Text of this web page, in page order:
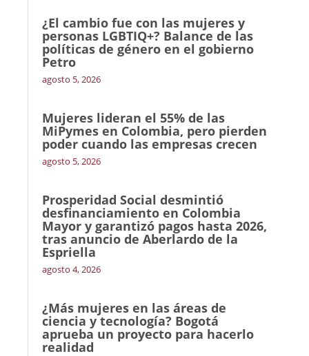
¿El cambio fue con las mujeres y
personas LGBTIQ+? Balance de las
políticas de género en el gobierno
Petro
agosto 5, 2026
Mujeres lideran el 55% de las
MiPymes en Colombia, pero pierden
poder cuando las empresas crecen
agosto 5, 2026
Prosperidad Social desmintió
desfinanciamiento en Colombia
Mayor y garantizó pagos hasta 2026,
tras anuncio de Aberlardo de la
Espriella
agosto 4, 2026
¿Más mujeres en las áreas de
ciencia y tecnología? Bogotá
aprueba un proyecto para hacerlo
realidad